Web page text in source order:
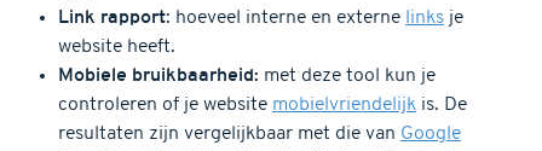
Link rapport: hoeveel interne en externe links je
website heeft.
Mobiele bruikbaarheid: met deze tool kun je
controleren of je website mobielvriendelijk is. De
resultaten zijn vergelijkbaar met die van Google